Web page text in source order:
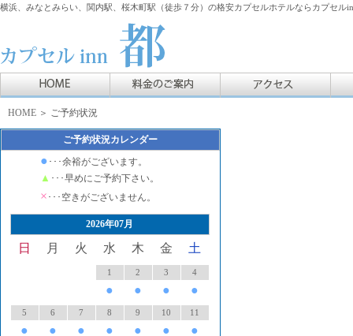
横浜、みなとみらい、関内駅、桜木町駅（徒歩７分）の格安カプセルホテルならカプセル
HOME ＞ ご予約状況
ご予約状況カレンダー
● ･･･余裕がございます。
▲ ･･･早めにご予約下さい。
× ･･･空きがございません。
2026年07月
日 月 火 水 木 金 土
1
●
2
●
3
●
4
●
5
●
6
●
7
●
8
●
9
●
10
●
11
●